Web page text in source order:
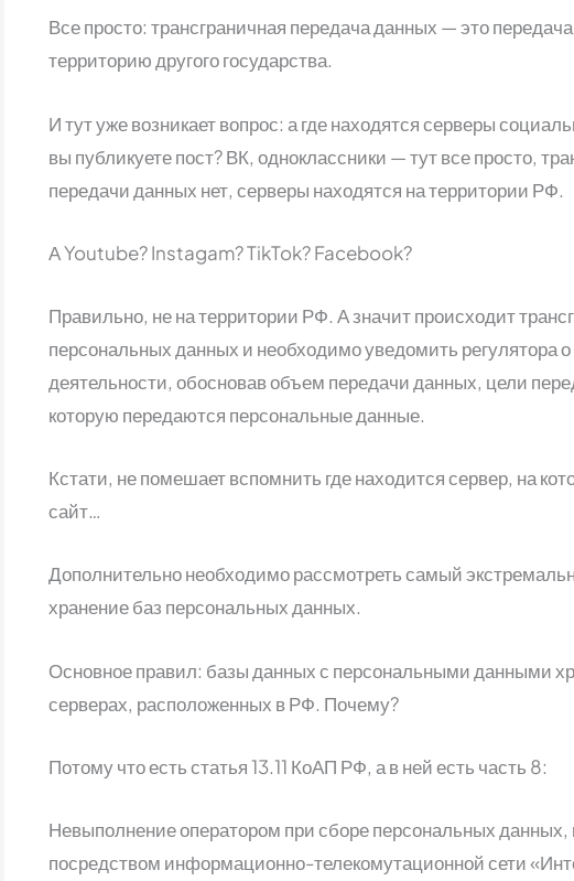
Все просто: трансграничная передача данных — это
территорию другого государства.
И тут уже возникает вопрос: а где находятся серверы
вы публикуете пост? ВК, одноклассники — тут все просто,
передачи данных нет, серверы находятся на территории РФ.
А Youtube? Instagam? TikTok? Facebook?
Правильно, не на территории РФ. А значит происходит
персональных данных и необходимо уведомить регулятора
деятельности, обосновав объем передачи данных, цели
которую передаются персональные данные.
Кстати, не помешает вспомнить где находится сервер, на
сайт…
Дополнительно необходимо рассмотреть самый
хранение баз персональных данных.
Основное правил: базы данных с персональными данными
серверах, расположенных в РФ. Почему?
Потому что есть статья 13.11 КоАП РФ, а в ней есть часть 8:
Невыполнение оператором при сборе персональных данных,
посредством информационно-телекомутационной сети